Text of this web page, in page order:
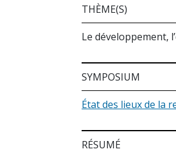
THÈME(S)
Le développement,
SYMPOSIUM
État des lieux de la
RÉSUMÉ